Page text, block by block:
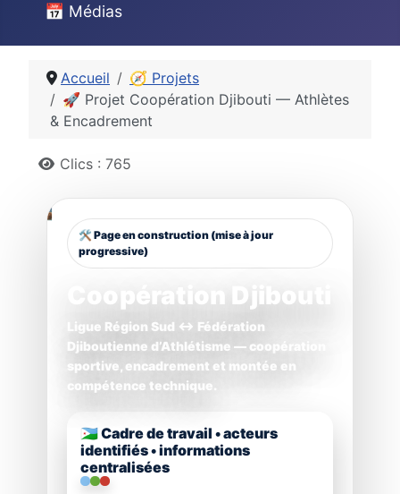
📅 Médias
Accueil
🧭 Projets
🚀 Projet Coopération Djibouti — Athlètes
& Encadrement
DétailsClics : 765
🛠️ Page en construction (mise à jour
progressive)
Coopération Djibouti
Ligue Région Sud ↔ Fédération
Djiboutienne d’Athlétisme — coopération
sportive, encadrement et montée en
compétence technique.
🇩🇯 Cadre de travail • acteurs
identifiés • informations
centralisées